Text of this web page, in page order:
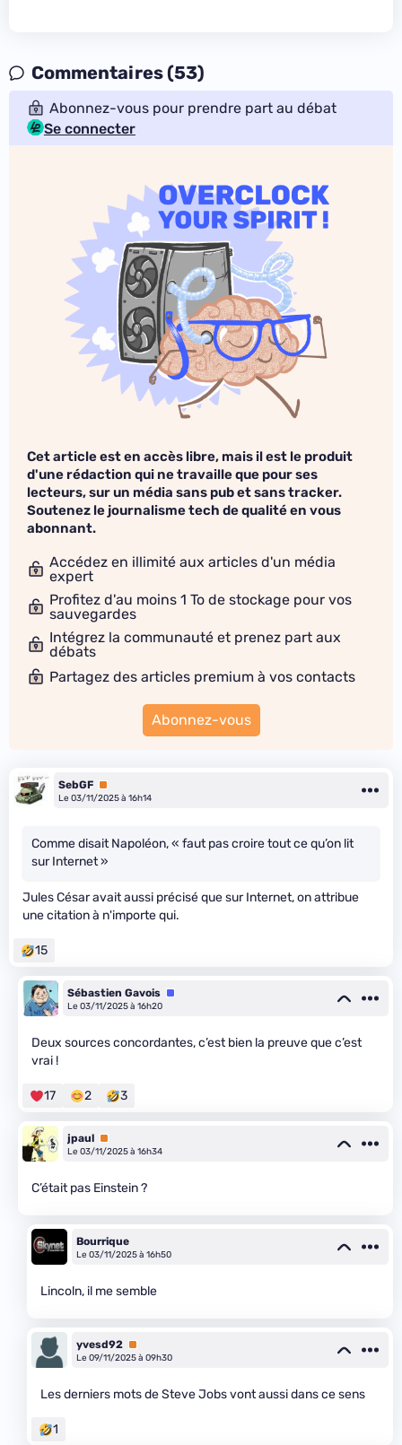
Commentaires (53)
Abonnez-vous pour prendre part au débat
Se connecter
Cet article est en accès libre, mais il est le produit
d'une rédaction qui ne travaille que pour ses
lecteurs, sur un média sans pub et sans tracker.
Soutenez le journalisme tech de qualité en vous
abonnant.
Accédez en illimité aux articles d'un média
expert
Profitez d'au moins 1 To de stockage pour vos
sauvegardes
Intégrez la communauté et prenez part aux
débats
Partagez des articles premium à vos contacts
Abonnez-vous
SebGF Premium
Le 03/11/2025 à 16h14
Comme disait Napoléon, « faut pas croire tout ce qu’on lit
sur Internet »
Jules César avait aussi précisé que sur Internet, on attribue
une citation à n'importe qui.
15
Sébastien Gavois Équipe
Le 03/11/2025 à 16h20
Deux sources concordantes, c’est bien la preuve que c’est
vrai !
17 2 3
jpaul Premium
Le 03/11/2025 à 16h34
C’était pas Einstein ?
Bourrique
Le 03/11/2025 à 16h50
Lincoln, il me semble
yvesd92 Premium
Le 09/11/2025 à 09h30
Les derniers mots de Steve Jobs vont aussi dans ce sens
1